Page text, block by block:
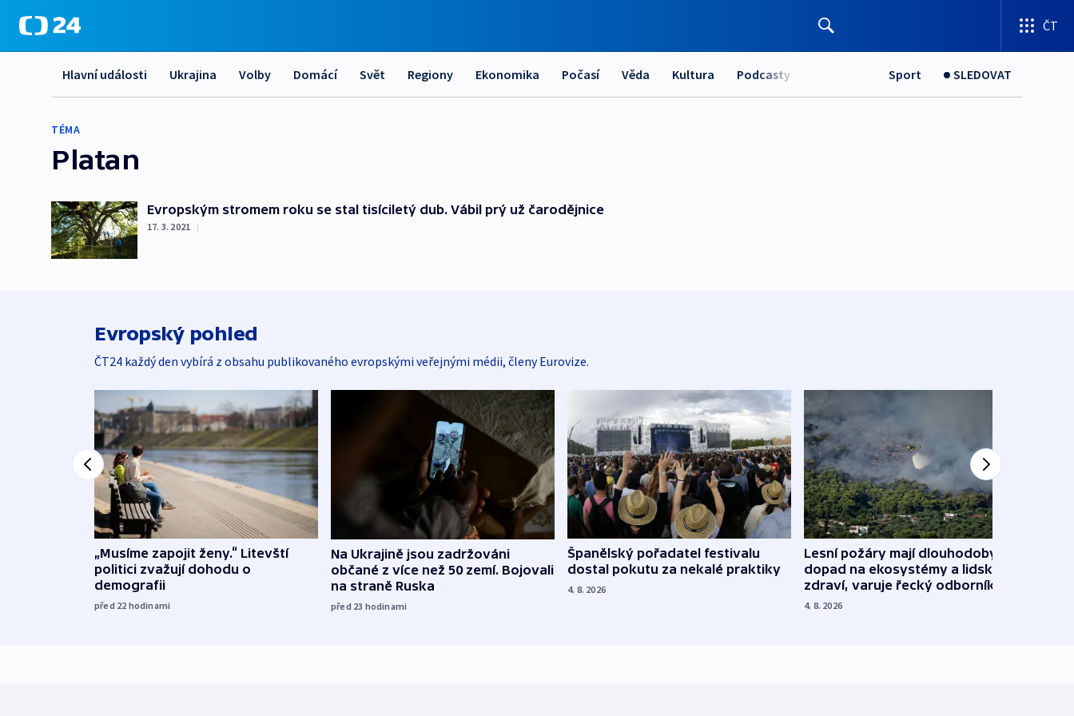
ČT
Hlavní události Ukrajina Volby Domácí Svět Regiony Ekonomika Počasí Věda Kultura Podcasty Sport SLEDOVAT
TÉMA
Platan
Evropským stromem roku se stal tisíciletý dub. Vábil prý už čarodějnice
17. 3. 2021 |
Evropský pohled
ČT24 každý den vybírá z obsahu publikovaného evropskými veřejnými médii, členy Eurovize.
„Musíme zapojit ženy.“ Litevští
politici zvažují dohodu o
demografii
před 22 hodinami
Na Ukrajině jsou zadržováni
občané z více než 50 zemí. Bojovali
na straně Ruska
před 23 hodinami
Španělský pořadatel festivalu
dostal pokutu za nekalé praktiky
4. 8. 2026
Lesní požáry mají dlouhodobý
dopad na ekosystémy a lidské
zdraví, varuje řecký odborník
4. 8. 2026